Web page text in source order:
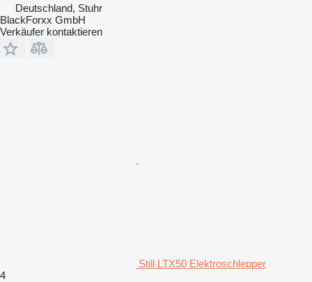
Deutschland, Stuhr
BlackForxx GmbH
Verkäufer kontaktieren
Still LTX50 Elektroschlepper
4